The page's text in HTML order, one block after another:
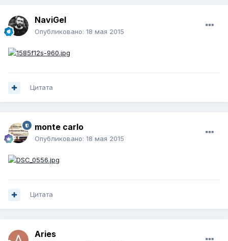
NaviGel
Опубликовано: 18 мая 2015
Цитата
monte carlo
Опубликовано: 18 мая 2015
Цитата
Aries